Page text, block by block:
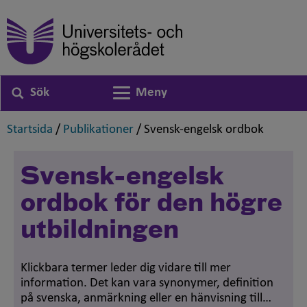
Sök
Växla navigering
Meny
Startsida ,
/ Publikationer ,
/ Svensk-engelsk ordbok
Svensk-engelsk
ordbok för den högre
utbildningen
Klickbara termer leder dig vidare till mer
information. Det kan vara synonymer, definition
på svenska, anmärkning eller en hänvisning till